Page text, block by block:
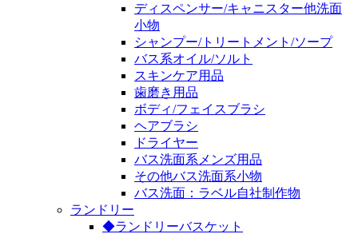
ディスペンサー/キャニスター他洗面
小物
シャンプー/トリートメント/ソープ
バス系オイル/ソルト
スキンケア用品
歯磨き用品
ボディ/フェイスブラシ
ヘアブラシ
ドライヤー
バス洗面系メンズ用品
その他バス洗面系小物
バス洗面：ラベル自社制作物
ランドリー
◆ランドリーバスケット